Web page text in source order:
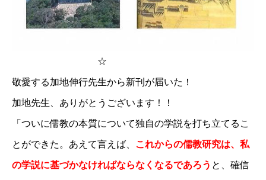
☆
敬愛する加地伸行先生から新刊が届いた！
加地先生、ありがとうございます！！
「ついに儒教の本質について独自の学説を打ち立てるこ
とができた。あえて言えば、 これからの儒教研究は、私
の学説に基づかなければならなくなるであろう と、確信